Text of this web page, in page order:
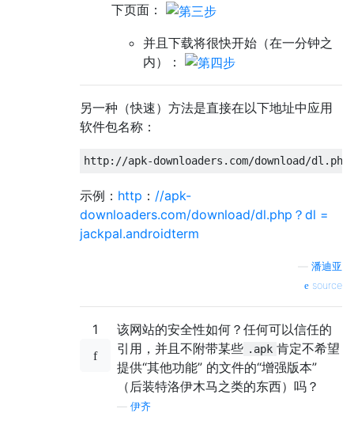
下页面：
并且下载将很快开始（在一分钟之
内）：
另一种（快速）方法是直接在以下地址中应用
软件包名称：
示例： http ： //apk-
downloaders.com/download/dl.php？dl =
jackpal.androidterm
潘迪亚
source
1
该网站的安全性如何？任何可以信任的
引用，并且不附带某些 .apk 肯定不希望
提供“其他功能” 的文件的“增强版本”
（后装特洛伊木马之类的东西）吗？
伊齐